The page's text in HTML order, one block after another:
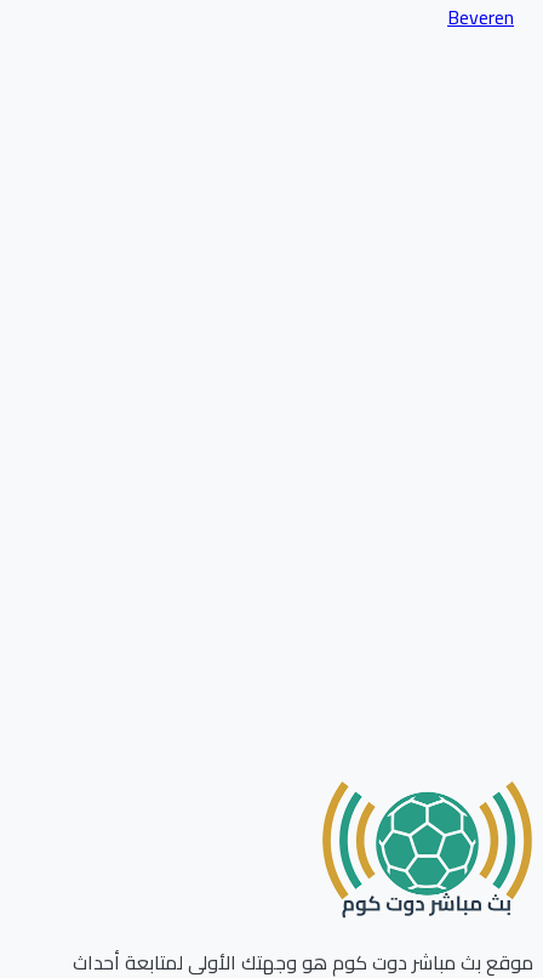
Beveren
بث مباشر دوت كوم هو وجهتك الأولى لمتابعة أحداث